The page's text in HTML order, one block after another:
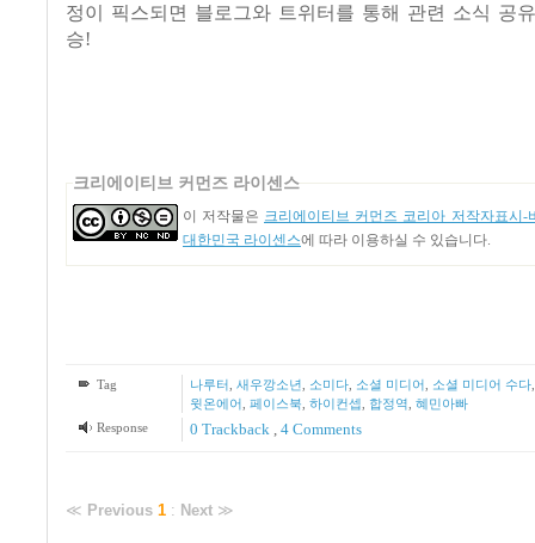
정이 픽스되면 블로그와 트위터를 통해 관련 소식 공
승!
크리에이티브 커먼즈 라이센스
이 저작물은 크리에이티브 커먼즈 코리아 저작자표시-
대한민국 라이센스에 따라 이용하실 수 있습니다.
Tag 나루터, 새우깡소년, 소미다, 소셜 미디어, 소셜 미디어 수다
윗온에어, 페이스북, 하이컨셉, 합정역, 혜민아빠
Response
0 Trackback 4Comments
≪ Previous 1 : Next ≫